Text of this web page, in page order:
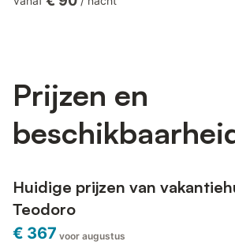
slaapkamers (een met tweepersoonsbed,
Prijzen en
Huidige prijzen van
Teodoro
€ 367 voor augustus